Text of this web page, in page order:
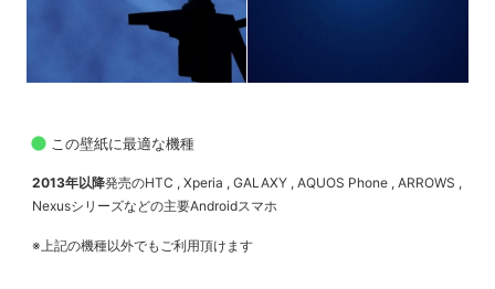
この壁紙に最適な機種
2013年以降発売のHTC , Xperia , GALAXY , AQUOS Phone , ARROWS ,
Nexusシリーズなどの主要Androidスマホ
※上記の機種以外でもご利用頂けます